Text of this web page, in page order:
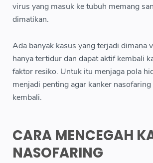
virus yang masuk ke tubuh memang
dimatikan.
Ada banyak kasus yang terjadi dimana
hanya tertidur dan dapat aktif kembali
faktor resiko. Untuk itu menjaga pola
menjadi penting agar kanker
kembali.
CARA MENCEGAH
NASOFARING